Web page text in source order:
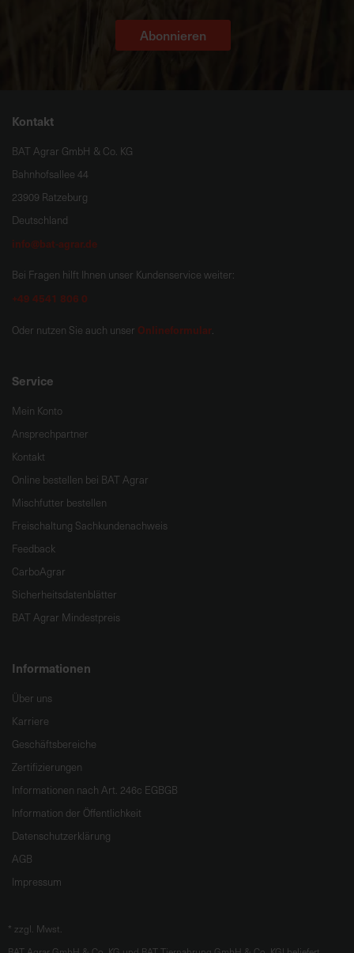
Abonnieren
Kontakt
BAT Agrar GmbH & Co. KG
Bahnhofsallee 44
23909 Ratzeburg
Deutschland
info@bat-agrar.de
Bei Fragen hilft Ihnen unser Kundenservice weiter:
+49 4541 806 0
Oder nutzen Sie auch unser Onlineformular.
Service
Mein Konto
Ansprechpartner
Kontakt
Online bestellen bei BAT Agrar
Mischfutter bestellen
Freischaltung Sachkundenachweis
Feedback
CarboAgrar
Sicherheitsdatenblätter
BAT Agrar Mindestpreis
Informationen
Über uns
Karriere
Geschäftsbereiche
Zertifizierungen
Informationen nach Art. 246c EGBGB
Information der Öffentlichkeit
Datenschutzerklärung
AGB
Impressum
* zzgl. Mwst.